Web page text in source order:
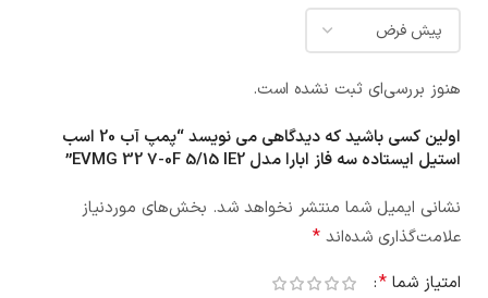
هنوز بررسی‌ای ثبت نشده است.
اولین کسی باشید که دیدگاهی می نویسد “پمپ آب 20 اسب
استيل ایستاده سه فاز ابارا مدل EVMG 32 7-0F 5/15 IE2”
نشانی ایمیل شما منتشر نخواهد شد. بخش‌های موردنیاز
علامت‌گذاری شده‌اند *
امتیاز شما *